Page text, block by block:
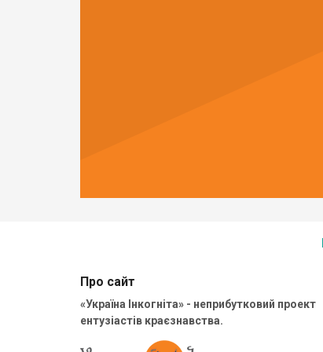
Про сайт
«Україна Інкогніта» - неприбутковий проект
ентузіастів краєзнавства.